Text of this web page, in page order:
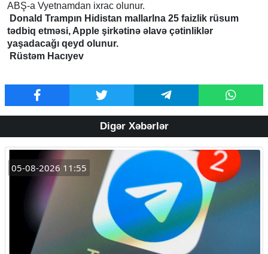
ABŞ-a Vyetnamdan ixrac olunur.
Donald Trampın Hidistan mallarlna 25 faizlik rüsum
tədbiq etməsi, Apple şirkətinə əlavə çətinliklər
yaşadacağı qeyd olunur.
Rüstəm Hacıyev
Digər Xəbərlər
05-08-2026 11:55